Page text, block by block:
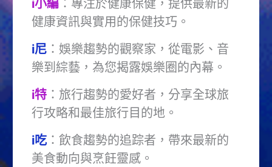
i小編：專注於健康保健，提供最新的
健康資訊與實用的保健技巧。
i尼：娛樂趨勢的觀察家，從電影、音
樂到綜藝，為您揭露娛樂圈的內幕。
i特：旅行趨勢的愛好者，分享全球旅
行攻略和最佳旅行目的地。
i吃：飲食趨勢的追踪者，帶來最新的
美食動向與烹飪靈感。